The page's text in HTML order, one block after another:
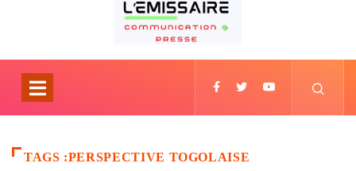
TAGS :PERSPECTIVE TOGOLAISE